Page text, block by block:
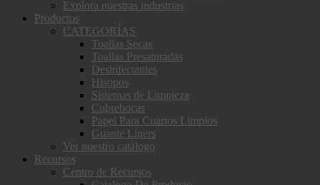
Explora nuestras industrias
Productos
CATEGORÍAS
Toallas Secas
Toallas Presaturadas
Desinfectantes
Hisopos
Sistemas de Limpieza
Cubrebocas
Papel Para Cuartos Limpios
Guante Liners
Ver nuestro catálogo
Recursos
Centro de Recursos